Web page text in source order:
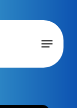
Menu